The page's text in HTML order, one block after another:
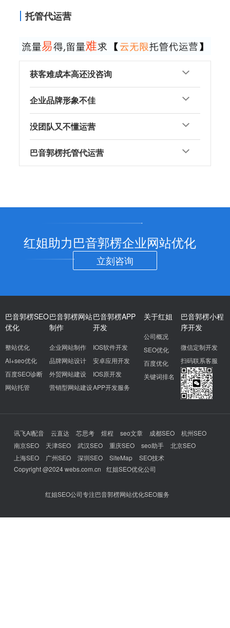
托管代运营
获客难成本高还没咨询
企业品牌形象不佳
没团队又不懂运营
巴音郭楞托管代运营
红姐助力巴音郭楞企业网站优化
立刻咨询
巴音郭楞SEO
优化
整站优化
AI+seo优化
百度SEO诊断
网站托管
巴音郭楞网站
制作
企业网站制作
品牌网站设计
外贸网站建设
营销型网站建设
巴音郭楞APP
开发
IOS软件开发
安卓应用开发
IOS原开发
APP开发服务
关于红姐
公司概况
SEO优化
百度优化
关键词排名
巴音郭楞小程
序开发
微信定制开发
扫码联系客服
讯飞AI配音 云直达 芯思考 煜程 seo文章 成都SEO
杭州SEO
南京SEO
天津SEO 武汉SEO 重庆SEO seo助手
北京SEO
上海SEO
广州SEO 深圳SEO SiteMap
SEO技术
Copyright @2024 webs.com.cn
红姐SEO优化公司
红姐SEO公司专注巴音郭楞网站优化SEO服务